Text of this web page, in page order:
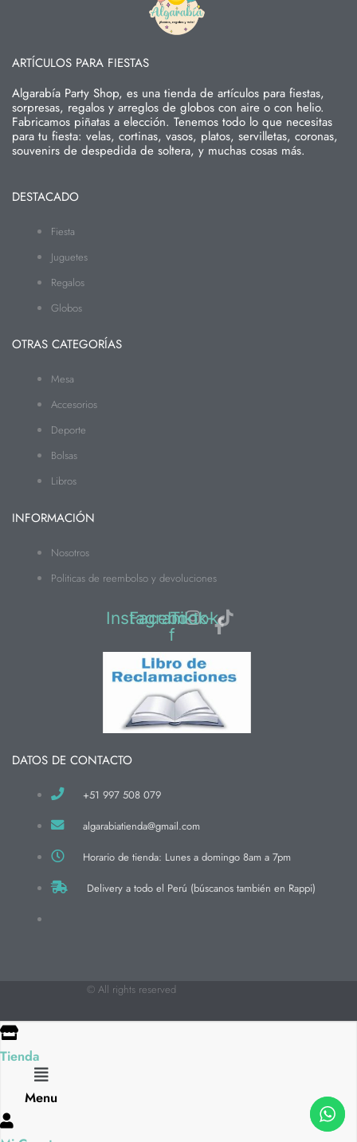
ARTÍCULOS PARA FIESTAS
Algarabía Party Shop, es una tienda de artículos para fiestas,
sorpresas, regalos y arreglos de globos con aire o con helio.
Fabricamos piñatas a elección. Tenemos todo lo que necesitas
para tu fiesta: velas, cortinas, vasos, platos, servilletas, coronas,
souvenirs de despedida de soltera, y muchas cosas más.
DESTACADO
Fiesta
Juguetes
Regalos
Globos
OTRAS CATEGORÍAS
Mesa
Accesorios
Deporte
Bolsas
Libros
INFORMACIÓN
Nosotros
Politicas de reembolso y devoluciones
Instagram
Facebook-
f
Tiktok
DATOS DE CONTACTO
+51 997 508 079
algarabiatienda@gmail.com
Horario de tienda: Lunes a domingo 8am a 7pm
Delivery a todo el Perú (búscanos también en Rappi)
© All rights reserved
Tienda
Flyout
Menu
Menu